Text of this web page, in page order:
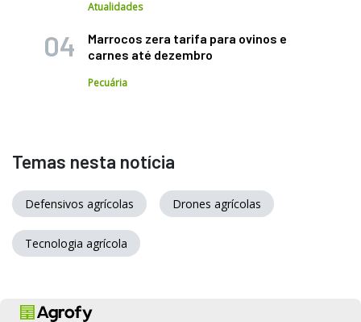
Atualidades
Marrocos zera tarifa para ovinos e
carnes até dezembro
Pecuária
Temas nesta notícia
Defensivos agrícolas Drones agrícolas
Tecnologia agrícola